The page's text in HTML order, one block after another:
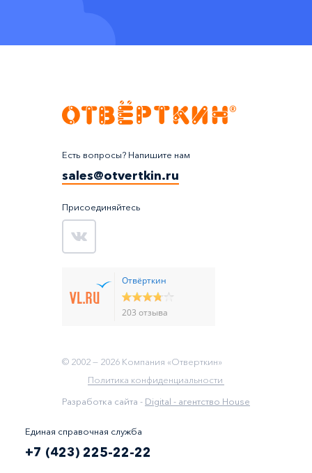
Есть вопросы? Напишите нам
sales@otvertkin.ru
Присоединяйтесь
Отвёрткин
203 отзыва
© 2002 — 2026 Компания «Отверткин»
Политика конфиденциальности
Разработка сайта - Digital - агентство House
Единая справочная служба
+7 (423) 225-22-22